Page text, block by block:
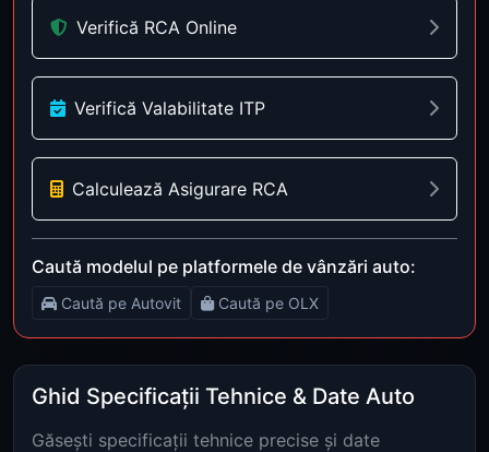
Verifică RCA Online
Verifică Valabilitate ITP
Calculează Asigurare RCA
Caută modelul pe platformele de vânzări auto:
Caută pe Autovit Caută pe OLX
Ghid Specificații Tehnice & Date Auto
Găsești specificații tehnice precise și date